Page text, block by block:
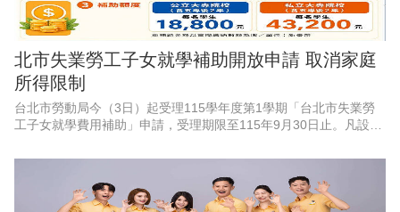
北市失業勞工子女就學補助開放申請 取消家庭
所得限制
台北市勞動局今（3日）起受理115學年度第1學期「台北市失業勞
工子女就學費用補助」申請，受理期限至115年9月30日止。凡設籍
內大專校院並